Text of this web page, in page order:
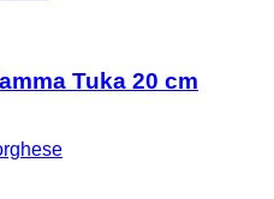
Tuka 20 cm